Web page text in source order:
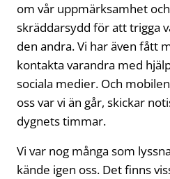
om vår uppmärksamhet
skräddarsydd för att trigga
den andra. Vi har även fått
kontakta varandra med
sociala medier. Och
oss var vi än går, skickar
dygnets timmar.
Vi var nog många som
kände igen oss. Det finns